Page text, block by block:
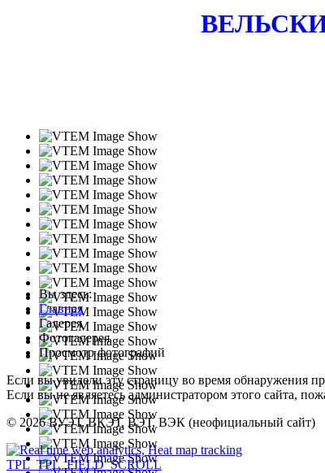
Вы здесь:
Главная
Галерея
Фотогалерея
Просмотр фотографий
Если вы увидели эту страницу во время обнаружения
Если вы не являетесь администратором этого сайта,
© 2026 ВУЭТ, ВКЭТ, ВЭТ, ВЭК (неофициальный сайт)
TPL_TPL_FIELD_SCROLL